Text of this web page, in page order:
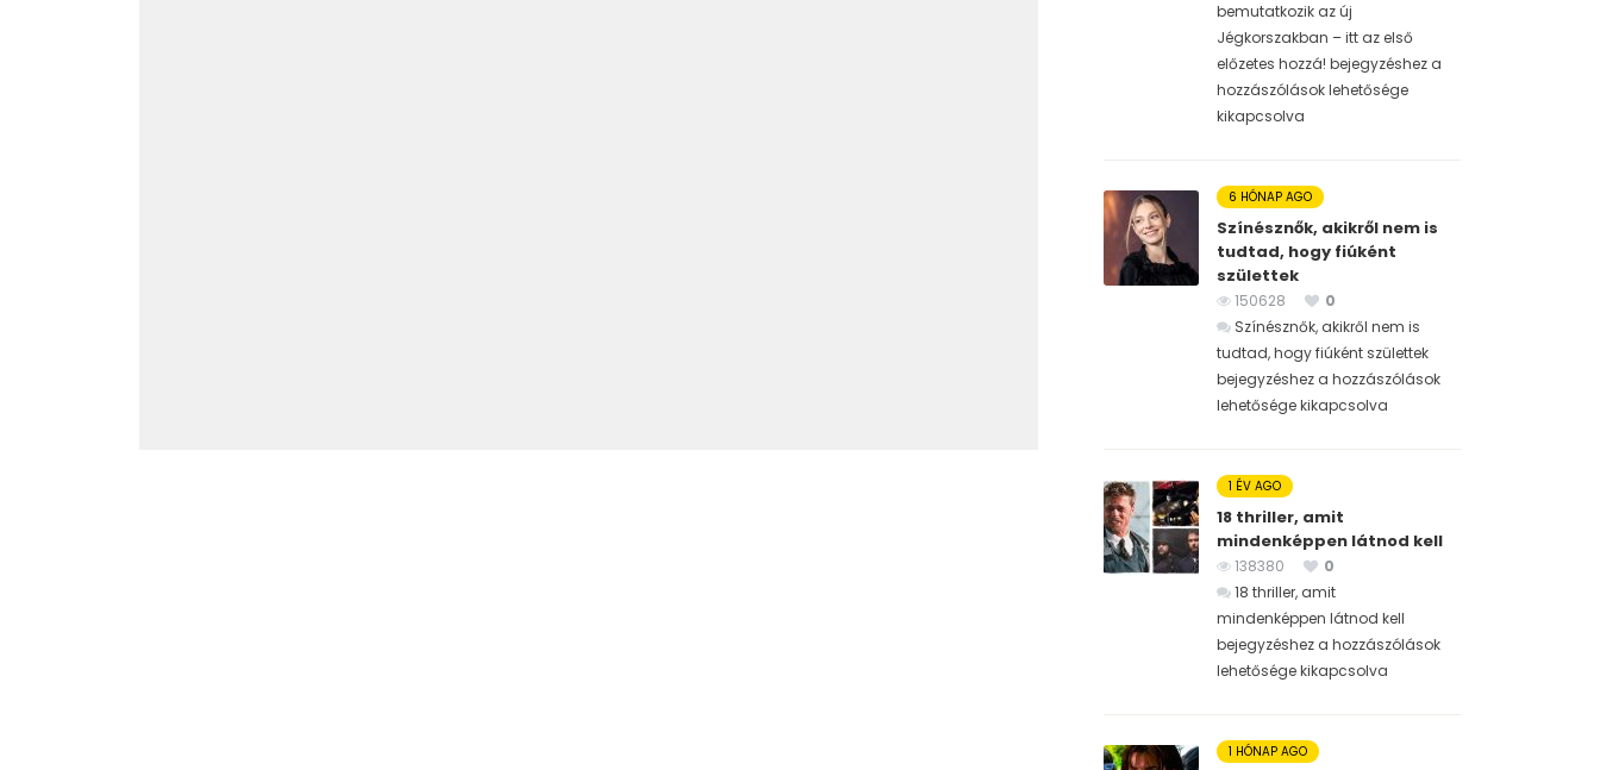
bemutatkozik az új
Jégkorszakban – itt az első
előzetes hozzá! bejegyzéshez a
hozzászólások lehetősége
kikapcsolva
6 HÓNAP AGO
Színésznők, akikről nem is
tudtad, hogy fiúként
születtek
150628
0
Színésznők, akikről nem is
tudtad, hogy fiúként születtek
bejegyzéshez a hozzászólások
lehetősége kikapcsolva
1 ÉV AGO
18 thriller, amit
mindenképpen látnod kell
138380
0
18 thriller, amit
mindenképpen látnod kell
bejegyzéshez a hozzászólások
lehetősége kikapcsolva
1 HÓNAP AGO